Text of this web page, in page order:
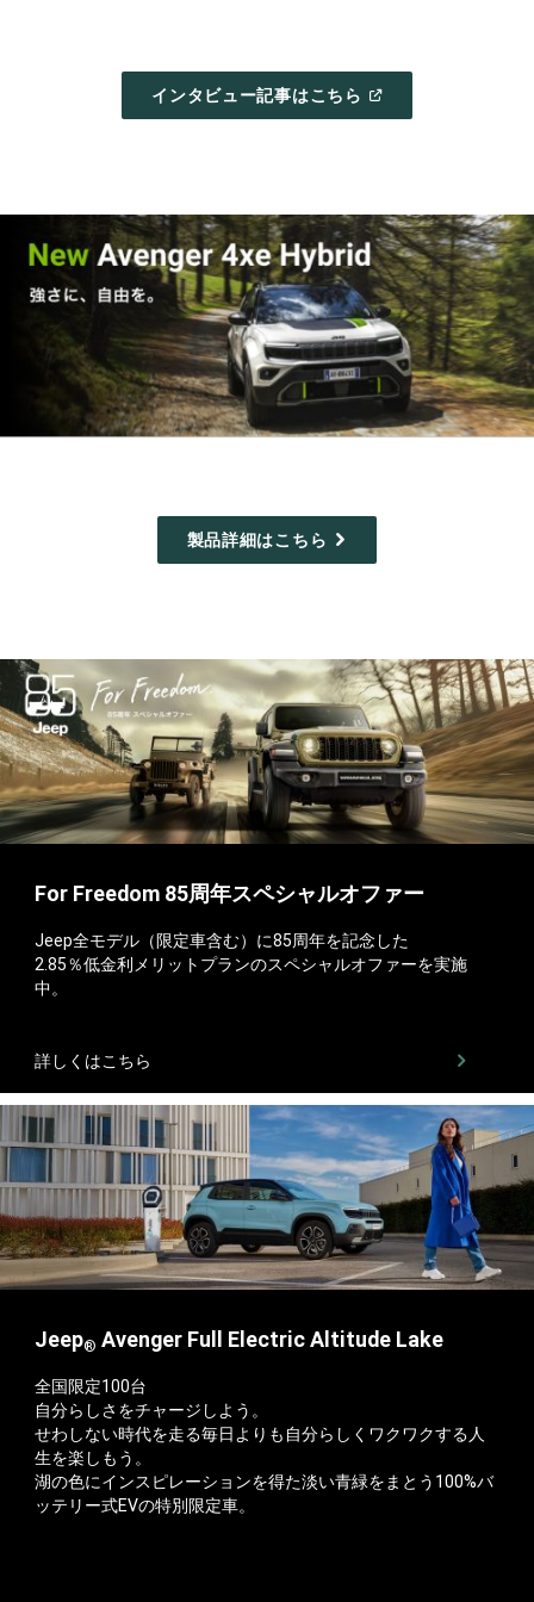
インタビュー記事はこちら OPEN
製品詳細はこちら
For Freedom 85周年スペシャルオファー
Jeep全モデル（限定車含む）に85周年を記念した
2.85％低金利メリットプランのスペシャルオファーを実施
中。
詳しくはこちら
Jeep® Avenger Full Electric Altitude Lake
全国限定100台
自分らしさをチャージしよう。
せわしない時代を走る毎日よりも自分らしくワクワクする人
生を楽しもう。
湖の色にインスピレーションを得た淡い青緑をまとう100%バ
ッテリー式EVの特別限定車。